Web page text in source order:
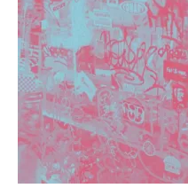
YouTube:420shibuya
420 Blog Full
www.h4wp.com
420friendly 通販